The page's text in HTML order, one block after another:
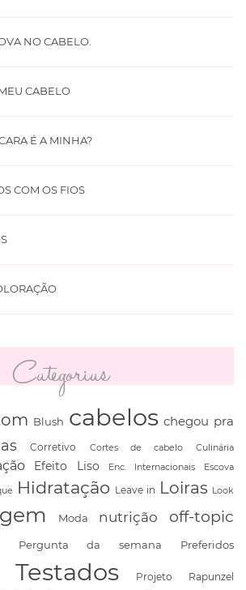
NO CABELO.
CABELO
É A MINHA?
COM OS FIOS
Categorias
Blush cabelos chegou pra
Corretivo Cortes de cabelo Culinária
Efeito Liso Enc. Internacionais Escova
Hidratação Leave in Loiras Look
Moda nutrição off-topic
Pergunta da semana Preferidos
Projeto Rapunzel